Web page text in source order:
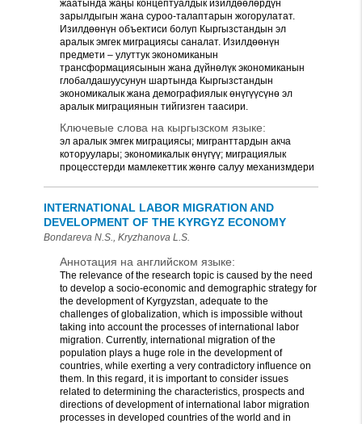
жаатында жаңы концептуалдык изилдөөлөрдүн
зарылдыгын жана суроо-талаптарын жогорулатат.
Изилдөөнүн объектиси болуп Кыргызстандын эл
аралык эмгек миграциясы саналат. Изилдөөнүн
предмети – улуттук экономиканын
трансформациясынын жана дүйнөлүк экономиканын
глобалдашуусунун шартында Кыргызстандын
экономикалык жана демографиялык өнүгүүсүнө эл
аралык миграциянын тийгизген таасири.
Ключевые слова на кыргызском языке:
эл аралык эмгек миграциясы; мигранттардын акча
которуулары; экономикалык өнүгүү; миграциялык
процесстерди мамлекеттик жөнгө салуу механизмдери
INTERNATIONAL LABOR MIGRATION AND
DEVELOPMENT OF THE KYRGYZ ECONOMY
Bondareva N.S., Kryzhanova L.S.
Аннотация на английском языке:
The relevance of the research topic is caused by the need
to develop a socio-economic and demographic strategy for
the development of Kyrgyzstan, adequate to the
challenges of globalization, which is impossible without
taking into account the processes of international labor
migration. Currently, international migration of the
population plays a huge role in the development of
countries, while exerting a very contradictory influence on
them. In this regard, it is important to consider issues
related to determining the characteristics, prospects and
directions of development of international labor migration
processes in developed countries of the world and in